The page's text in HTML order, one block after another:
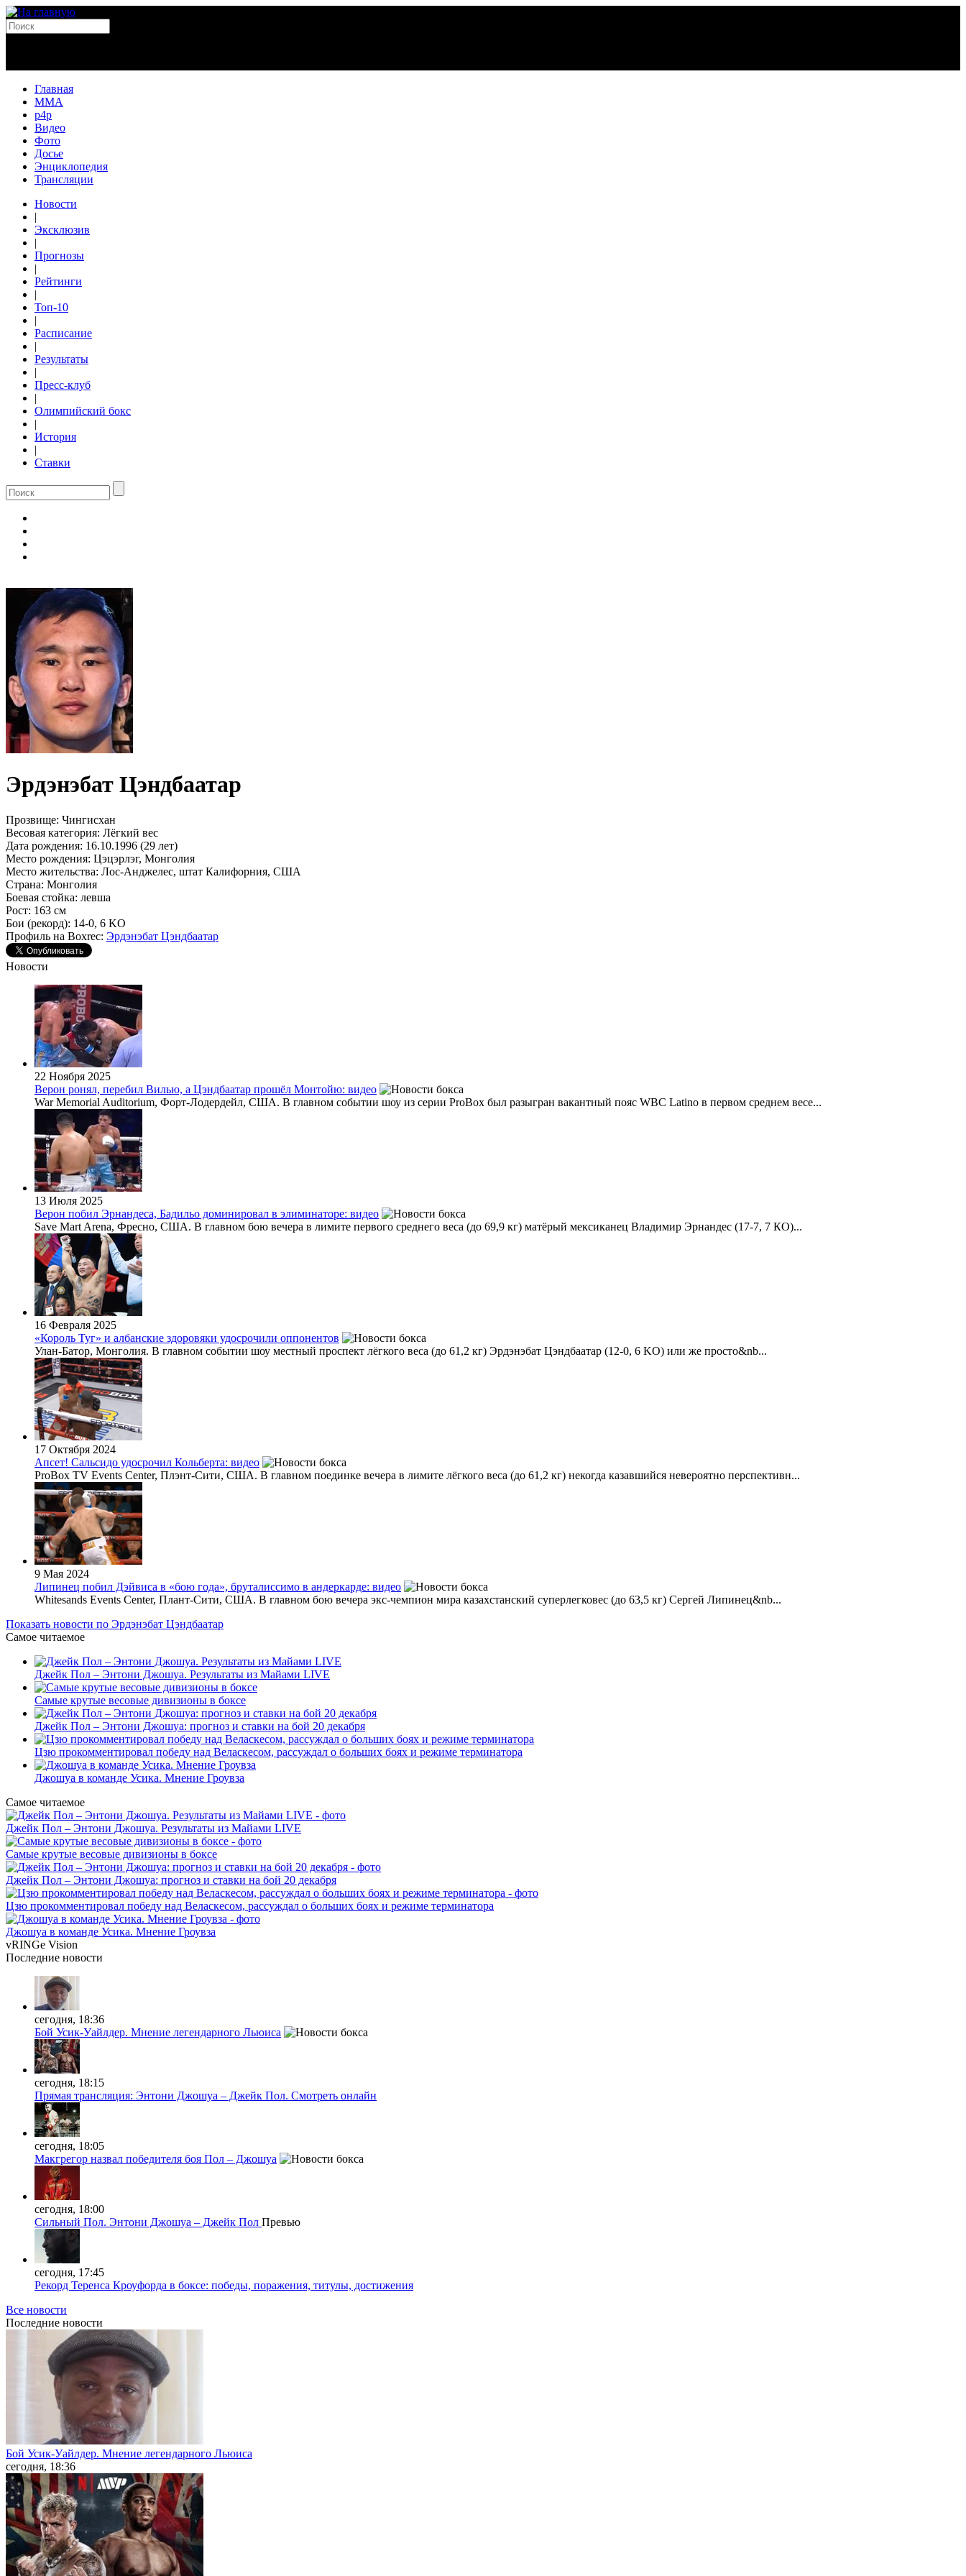
Главная
MMA
p4p
Видео
Фото
Досье
Энциклопедия
Трансляции
Новости
|
Эксклюзив
|
Прогнозы
|
Рейтинги
|
Топ-10
|
Расписание
|
Результаты
|
Пресс-клуб
|
Олимпийский бокс
|
История
|
Ставки
Эрдэнэбат Цэндбаатар
Прозвище: Чингисхан
Весовая категория: Лёгкий вес
Дата рождения: 16.10.1996 (29 лет)
Место рождения: Цэцэрлэг, Монголия
Место жительства: Лос-Анджелес, штат Калифорния, США
Страна: Монголия
Боевая стойка: левша
Рост: 163 см
Бои (рекорд): 14-0, 6 KO
Профиль на Boxrec: Эрдэнэбат Цэндбаатар
Новости
22 Ноября 2025
Верон ронял, перебил Вилью, а Цэндбаатар прошёл Монтойю: видео
War Memorial Auditorium, Форт-Лодердейл, США. В главном событии шоу из серии ProBox был разыгран вакантный пояс WBC Latino в первом среднем весе...
13 Июля 2025
Верон побил Эрнандеса, Бадильо доминировал в элиминаторе: видео
Save Mart Arena, Фресно, США. В главном бою вечера в лимите первого среднего веса (до 69,9 кг) матёрый мексиканец Владимир Эрнандес (17-7, 7 КО)...
16 Февраля 2025
«Король Туг» и албанские здоровяки удосрочили оппонентов
Улан-Батор, Монголия. В главном событии шоу местный проспект лёгкого веса (до 61,2 кг) Эрдэнэбат Цэндбаатар (12-0, 6 KO) или же просто&nb...
17 Октября 2024
Апсет! Сальсидо удосрочил Кольберта: видео
ProBox TV Events Center, Плэнт-Сити, США. В главном поединке вечера в лимите лёгкого веса (до 61,2 кг) некогда казавшийся невероятно перспективн...
9 Мая 2024
Липинец побил Дэйвиса в «бою года», бруталиссимо в андеркарде: видео
Whitesands Events Center, Плант-Сити, США. В главном бою вечера экс-чемпион мира казахстанский суперлегковес (до 63,5 кг) Сергей Липинец&nb...
Показать новости по Эрдэнэбат Цэндбаатар
Самое читаемое
Джейк Пол – Энтони Джошуа. Результаты из Майами LIVE
Самые крутые весовые дивизионы в боксе
Джейк Пол – Энтони Джошуа: прогноз и ставки на бой 20 декабря
Цзю прокомментировал победу над Веласкесом, рассуждал о больших боях и режиме терминатора
Джошуа в команде Усика. Мнение Гроувза
Самое читаемое
Джейк Пол – Энтони Джошуа. Результаты из Майами LIVE
Самые крутые весовые дивизионы в боксе
Джейк Пол – Энтони Джошуа: прогноз и ставки на бой 20 декабря
Цзю прокомментировал победу над Веласкесом, рассуждал о больших боях и режиме терминатора
Джошуа в команде Усика. Мнение Гроувза
vRINGe Vision
Последние новости
сегодня, 18:36
Бой Усик-Уайлдер. Мнение легендарного Льюиса
сегодня, 18:15
Прямая трансляция: Энтони Джошуа – Джейк Пол. Смотреть онлайн
сегодня, 18:05
Макгрегор назвал победителя боя Пол – Джошуа
сегодня, 18:00
Сильный Пол. Энтони Джошуа – Джейк Пол Превью
сегодня, 17:45
Рекорд Теренса Кроуфорда в боксе: победы, поражения, титулы, достижения
Все новости
Последние новости
Бой Усик-Уайлдер. Мнение легендарного Льюиса
сегодня, 18:36